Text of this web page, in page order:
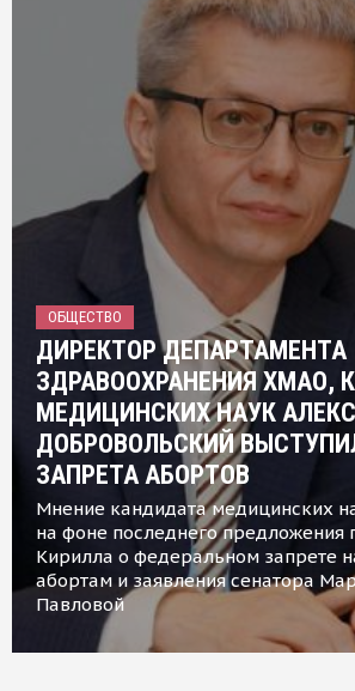
ОБЩЕСТВО
ДИРЕКТОР ДЕПАРТАМЕНТА
ЗДРАВООХРАНЕНИЯ ХМАО,
МЕДИЦИНСКИХ НАУК
ДОБРОВОЛЬСКИЙ
ЗАПРЕТА АБОРТОВ
Мнение кандидата медицинских
на фоне последнего
Кирилла о федеральном запрете
абортам и заявления сенатора
Павловой